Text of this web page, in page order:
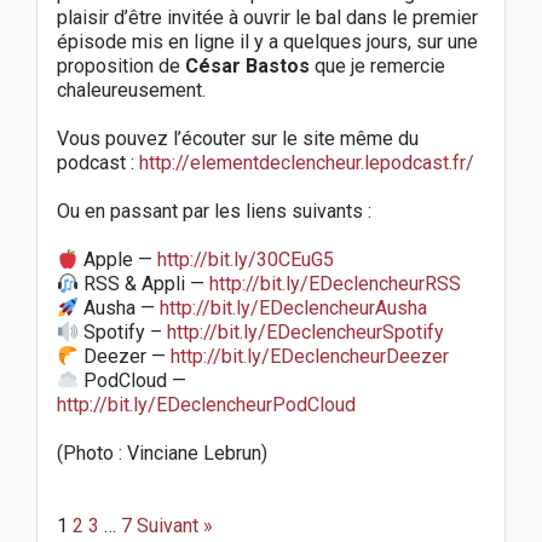
plaisir d’être invitée à ouvrir le bal dans le premier
épisode mis en ligne il y a quelques jours, sur une
proposition de César Bastos que je remercie
chaleureusement.
Vous pouvez l’écouter sur le site même du
podcast : http://elementdeclencheur.lepodcast.fr/
Ou en passant par les liens suivants :
Apple —http://bit.ly/30CEuG5
RSS & Appli —http://bit.ly/EDeclencheurRSS
Ausha —http://bit.ly/EDeclencheurAusha
Spotify –http://bit.ly/EDeclencheurSpotify
Deezer —http://bit.ly/EDeclencheurDeezer
PodCloud —
http://bit.ly/EDeclencheurPodCloud
(Photo : Vinciane Lebrun)
o
1 2 3 … 7 Suivant »